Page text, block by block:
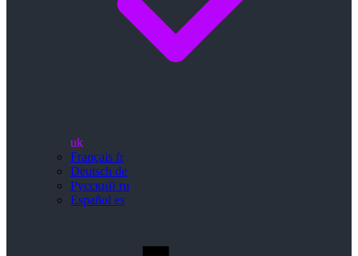
uk
Français fr
Deutsch de
Русский ru
Español es